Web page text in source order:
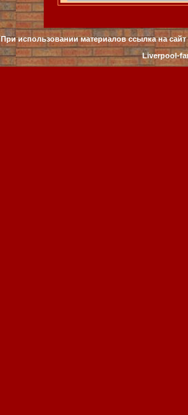
При использовании материалов ссылка на сайт
Liverpool-